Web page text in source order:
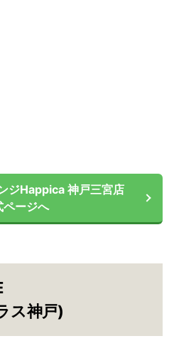
ジHappica 神戸三宮店
ページへ
ス神戸)